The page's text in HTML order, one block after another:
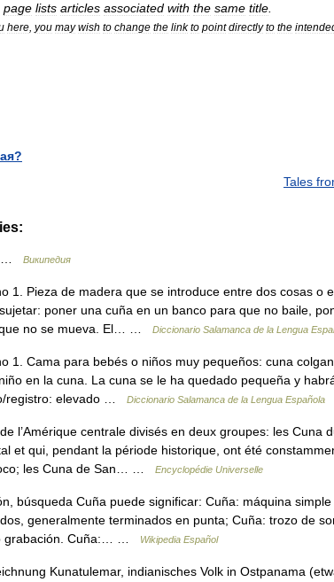
page lists articles associated with the same title.
here, you may wish to change the link to point directly to the
Tales
… Википедия
1. Pieza de madera que se introduce entre dos cosas o
poner una cuña en un banco para que no baile,
que no se mueva. El… …
Diccionario Salamanca de la Lengua
1. Cama para bebés o niños muy pequeños: cuna
en la cuna. La cuna se le ha quedado pequeña y
registro: elevado …
Diccionario Salamanca de la Lengua Española
l’Amérique centrale divisés en deux groupes: les Cuna
et qui, pendant la période historique, ont été
les Cuna de San… …
Encyclopédie Universelle
búsqueda Cuña puede significar: Cuña: máquina
generalmente terminados en punta; Cuña: trozo de
grabación. Cuña:… …
Wikipedia Español
Kunatulemar, indianisches Volk in Ostpanama